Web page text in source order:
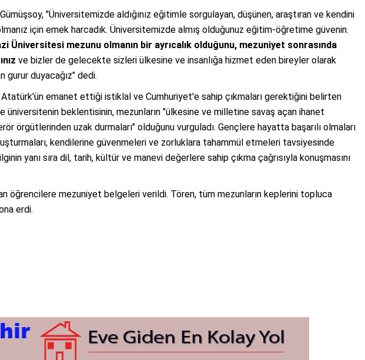
"Üniversitemizde aldığınız eğitimle sorgulayan, düşünen, araştıran ve kendini
için emek harcadık. Üniversitemizde almış olduğunuz eğitim-öğretime güvenin.
Üniversitesi mezunu olmanın bir ayrıcalık olduğunu, mezuniyet sonrasında
ve bizler de gelecekte sizleri ülkesine ve insanlığa hizmet eden bireyler olarak
gurur duyacağız" dedi.
emanet ettiği istiklal ve Cumhuriyet'e sahip çıkmaları gerektiğini belirten
üniversitenin beklentisinin, mezunların "ülkesine ve milletine savaş açan ihanet
örgütlerinden uzak durmaları" olduğunu vurguladı. Gençlere hayatta başarılı olmaları
kendilerine güvenmeleri ve zorluklara tahammül etmeleri tavsiyesinde
yanı sıra dil, tarih, kültür ve manevi değerlere sahip çıkma çağrısıyla konuşmasını
öğrencilere mezuniyet belgeleri verildi. Tören, tüm mezunların keplerini topluca
erdi.